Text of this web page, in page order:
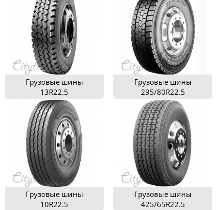
Грузовые шины
13R22.5
Грузовые шины
295/80R22.5
Грузовые шины
10R22.5
Грузовые шины
425/65R22.5